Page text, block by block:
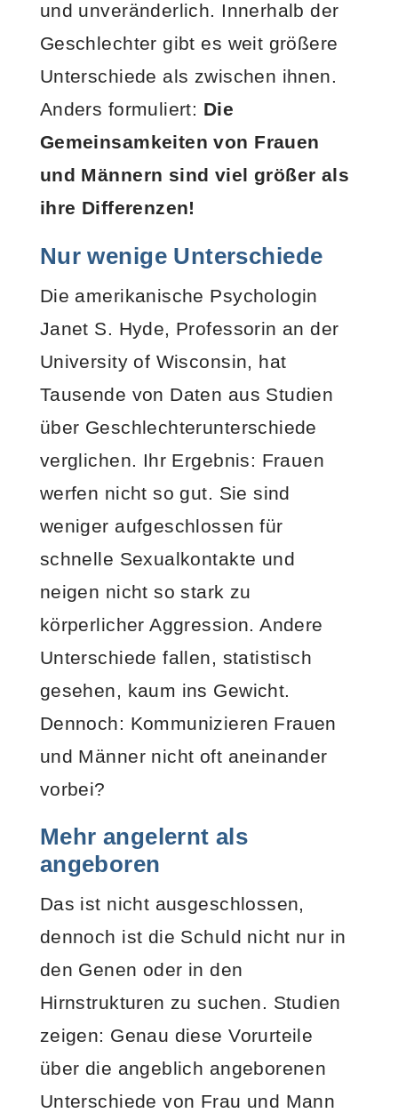
und unveränderlich. Innerhalb der
Geschlechter gibt es weit größere
Unterschiede als zwischen ihnen.
Anders formuliert: Die
Gemeinsamkeiten von Frauen
und Männern sind viel größer als
ihre Differenzen!
Nur wenige Unterschiede
Die amerikanische Psychologin
Janet S. Hyde, Professorin an der
University of Wisconsin, hat
Tausende von Daten aus Studien
über Geschlechterunterschiede
verglichen. Ihr Ergebnis: Frauen
werfen nicht so gut. Sie sind
weniger aufgeschlossen für
schnelle Sexualkontakte und
neigen nicht so stark zu
körperlicher Aggression. Andere
Unterschiede fallen, statistisch
gesehen, kaum ins Gewicht.
Dennoch: Kommunizieren Frauen
und Männer nicht oft aneinander
vorbei?
Mehr angelernt als
angeboren
Das ist nicht ausgeschlossen,
dennoch ist die Schuld nicht nur in
den Genen oder in den
Hirnstrukturen zu suchen. Studien
zeigen: Genau diese Vorurteile
über die angeblich angeborenen
Unterschiede von Frau und Mann